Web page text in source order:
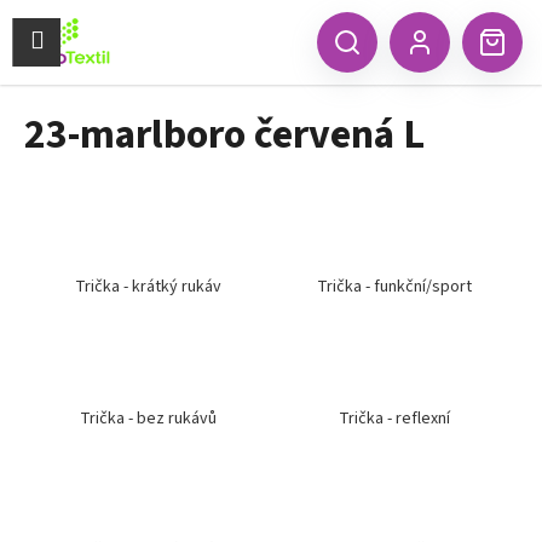
obsah
HledatPřihlášení
Menu
23-marlboro červená L
Trička - krátký rukáv Trička - funkční/sport
Trička - bez rukávů Trička - reflexní
K
š Zpět
Zpět
C